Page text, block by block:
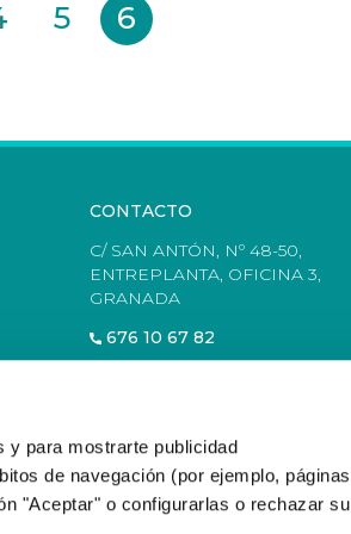
y para mostrarte publicidad
de navegación (por ejemplo, páginas
"Aceptar" o configurarlas o rechazar su
5 6
CONTACTO
C/ SAN ANTÓN, Nº 48-50,
ENTREPLANTA, OFICINA 3,
GRANADA
676 10 67 82